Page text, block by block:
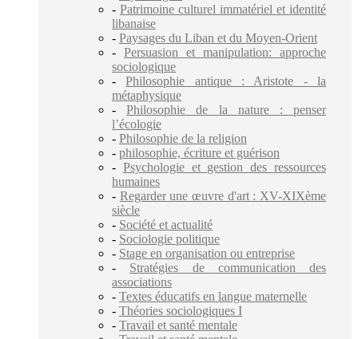
- Patrimoine culturel immatériel et identité
libanaise
- Paysages du Liban et du Moyen-Orient
- Persuasion et manipulation: approche
sociologique
-Philosophie antique : Aristote - la
métaphysique
-Philosophie de la nature : penser
l’écologie
- Philosophie de la religion
- philosophie, écriture et guérison
- Psychologie et gestion des ressources
humaines
- Regarder une œuvre d'art : XV-XIXème
siècle
- Société et actualité
- Sociologie politique
- Stage en organisation ou entreprise
- Stratégies de communication des
associations
- Textes éducatifs en langue maternelle
- Théories sociologiques I
- Travail et santé mentale